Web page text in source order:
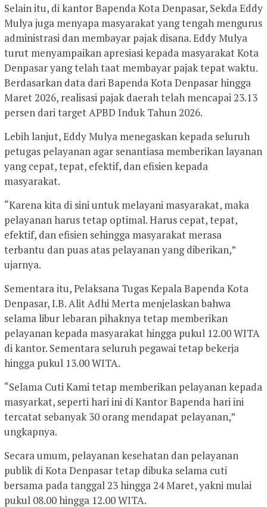
Selain itu, di kantor Bapenda Kota Denpasar, Sekda Eddy
Mulya juga menyapa masyarakat yang tengah mengurus
administrasi dan membayar pajak disana. Eddy Mulya
turut menyampaikan apresiasi kepada masyarakat Kota
Denpasar yang telah taat membayar pajak tepat waktu.
Berdasarkan data dari Bapenda Kota Denpasar hingga
Maret 2026, realisasi pajak daerah telah mencapai 23.13
persen dari target APBD Induk Tahun 2026.
Lebih lanjut, Eddy Mulya menegaskan kepada seluruh
petugas pelayanan agar senantiasa memberikan layanan
yang cepat, tepat, efektif, dan efisien kepada
masyarakat.
“Karena kita di sini untuk melayani masyarakat, maka
pelayanan harus tetap optimal. Harus cepat, tepat,
efektif, dan efisien sehingga masyarakat merasa
terbantu dan puas atas pelayanan yang diberikan,”
ujarnya.
Sementara itu, Pelaksana Tugas Kepala Bapenda Kota
Denpasar, I.B. Alit Adhi Merta menjelaskan bahwa
selama libur lebaran pihaknya tetap memberikan
pelayanan kepada masyarakat hingga pukul 12.00 WITA
di kantor. Sementara seluruh pegawai tetap bekerja
hingga pukul 13.00 WITA.
“Selama Cuti Kami tetap memberikan pelayanan kepada
masyarkat, seperti hari ini di Kantor Bapenda hari ini
tercatat sebanyak 30 orang mendapat pelayanan,”
ungkapnya.
Secara umum, pelayanan kesehatan dan pelayanan
publik di Kota Denpasar tetap dibuka selama cuti
bersama pada tanggal 23 hingga 24 Maret, yakni mulai
pukul 08.00 hingga 12.00 WITA.